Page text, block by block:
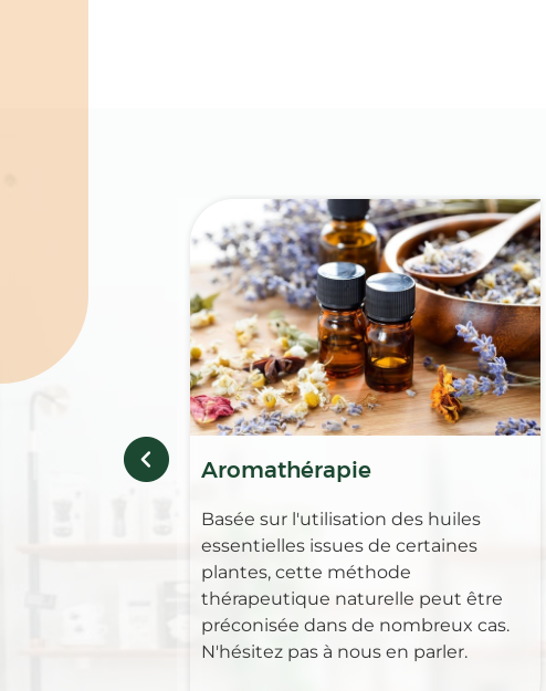
Aromathérapie
Basée sur l'utilisation des huiles
essentielles issues de certaines
plantes, cette méthode
thérapeutique naturelle peut être
préconisée dans de nombreux cas.
N'hésitez pas à nous en parler.